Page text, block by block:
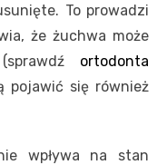
To prowadzi
że żuchwa może
ortodonta
pojawić się również
wpływa na stan